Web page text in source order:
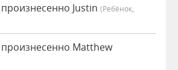
Justin (Ребёнок,
Matthew